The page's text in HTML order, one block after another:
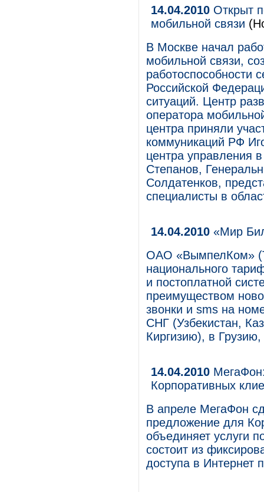
14.04.2010 Открыт
мобильной связи
В Москве начал
мобильной связи,
работоспособности
Российской
ситуаций. Центр
оператора
центра приняли
коммуникаций РФ
центра управления
Степанов,
Солдатенков,
специалисты в
14.04.2010 «Мир
ОАО «ВымпелКом»
национального
и постоплатной
преимуществом
звонки и sms на
СНГ (Узбекистан,
Киргизию), в
14.04.2010
Корпоративных
В апреле МегаФон
предложение для
объединяет услуги
состоит из
доступа в Интернет